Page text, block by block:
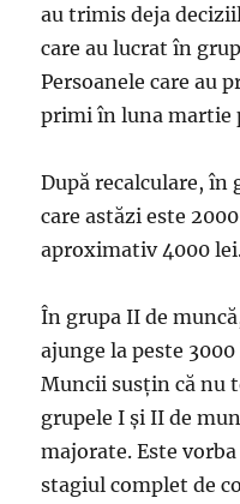
au trimis deja
care au lucrat în
Persoanele care au
primi în luna martie
După recalculare, în
care astăzi este
aproximativ 4000
În grupa II de
ajunge la peste
Muncii susţin că nu
grupele I şi II de
majorate. Este
stagiul complet de